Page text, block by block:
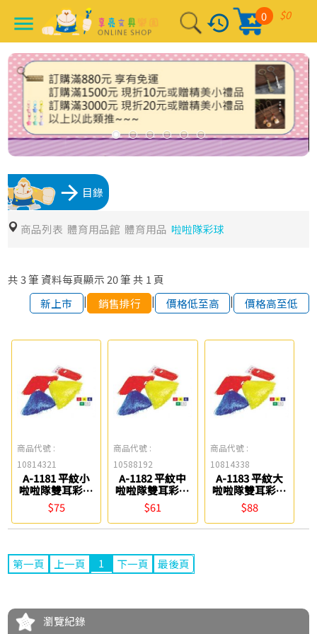
menu history $0
0
arrow_forward 目錄
商品列表 體育用品館 體育用品 啦啦隊彩球
共 3筆 資料每頁顯示 20筆 共 1頁
新上市
| 銷售排行 | 價格低至高 | 價格高至低
商品代號 :
10814321
A-1181 平紋小
啦啦隊雙耳彩球
(雙顆入) 巨倫
$75
商品代號 :
10588192
A-1182 平紋中
啦啦隊雙耳彩球
(單顆入) 巨倫
$61
商品代號 :
10814338
A-1183 平紋大
啦啦隊雙耳彩球
(單顆入) 巨倫
$88
第一頁 上一頁 1 下一頁 最後頁
瀏覽紀錄